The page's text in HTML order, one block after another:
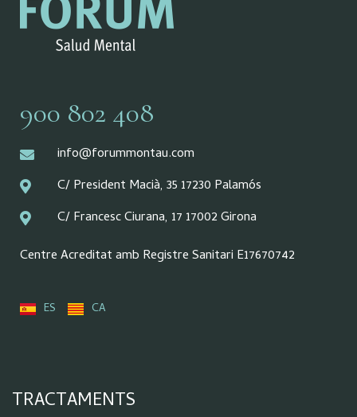
900 802 408
info@forummontau.com
C/ President Macià, 35 17230 Palamós
C/ Francesc Ciurana, 17 17002 Girona
Centre Acreditat amb Registre Sanitari E17670742
ES CA
TRACTAMENTS